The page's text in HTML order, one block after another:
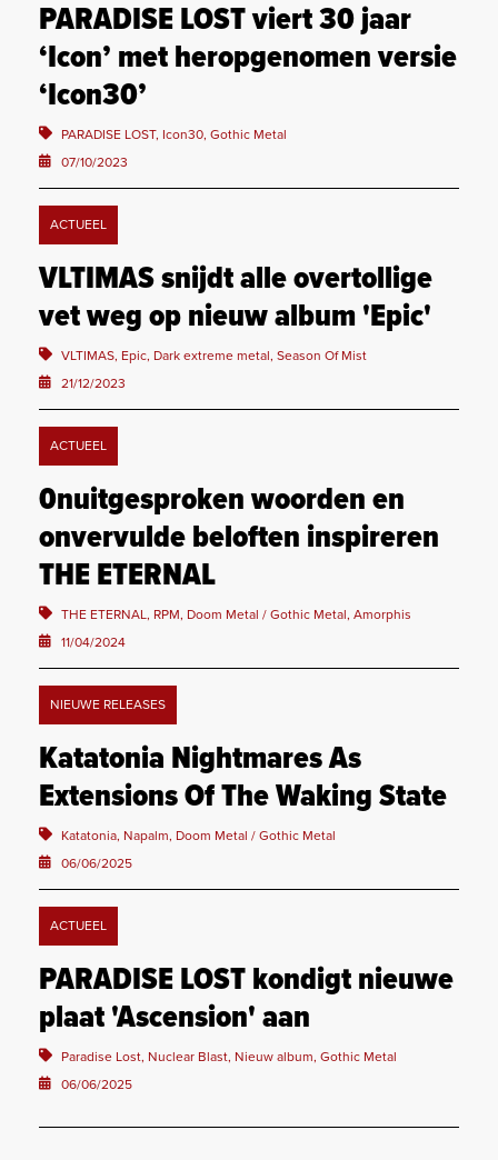
PARADISE LOST viert 30 jaar
‘Icon’ met heropgenomen versie
‘Icon30’
PARADISE LOST, Icon30, Gothic Metal
07/10/2023
ACTUEEL
VLTIMAS snijdt alle overtollige
vet weg op nieuw album 'Epic'
VLTIMAS, Epic, Dark extreme metal, Season Of Mist
21/12/2023
ACTUEEL
0nuitgesproken woorden en
onvervulde beloften inspireren
THE ETERNAL
THE ETERNAL, RPM, Doom Metal / Gothic Metal, Amorphis
11/04/2024
NIEUWE RELEASES
Katatonia Nightmares As
Extensions Of The Waking State
Katatonia, Napalm, Doom Metal / Gothic Metal
06/06/2025
ACTUEEL
PARADISE LOST kondigt nieuwe
plaat 'Ascension' aan
Paradise Lost, Nuclear Blast, Nieuw album, Gothic Metal
06/06/2025